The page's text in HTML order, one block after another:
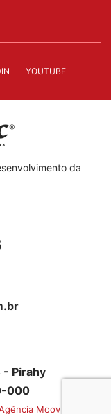
YOUTUBE
da
- Pirahy
000
Moov